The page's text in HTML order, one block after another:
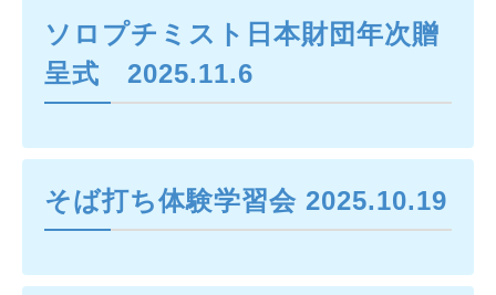
ソロプチミスト日本財団年次贈
呈式 2025.11.6
そば打ち体験学習会 2025.10.19